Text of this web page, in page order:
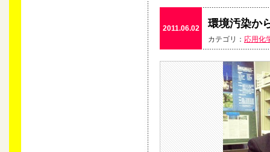
環境汚染か
カテゴリ： 応用化
2011.06.02